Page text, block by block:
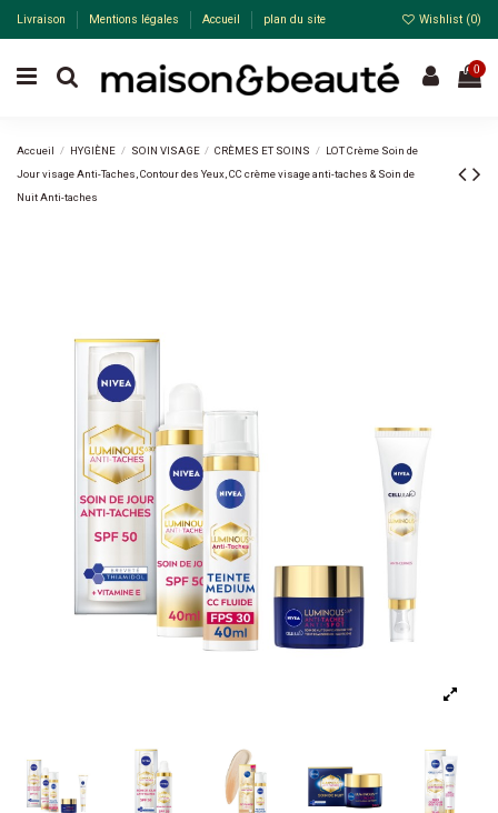
Livraison Mentions légales Accueil plan du site Wishlist (0)
0
Accueil HYGIÈNE SOIN VISAGE CRÈMES ET SOINS
LOT Crème Soin de
Jour visage Anti-Taches, Contour des Yeux, CC crème visage anti-taches & Soin de
Nuit Anti-taches